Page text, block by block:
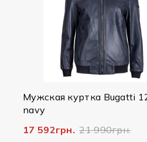
Bugatti 125/079
990грн.
14